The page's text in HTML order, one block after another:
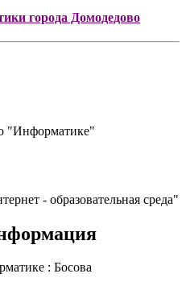
города Домодедово
"Информатике"
- образовательная среда"
: Босова